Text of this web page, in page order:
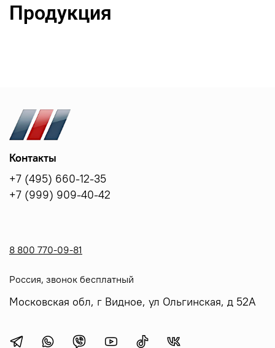
Продукция
Контакты
+7 (495) 660-12-35
+7 (999) 909-40-42
8 800 770-09-81
Россия, звонок бесплатный
Московская обл, г Видное, ул Ольгинская, д 52А